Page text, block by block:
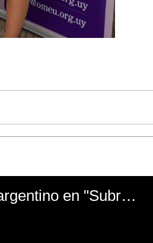
El mal momento de Yanina Gasañol con un hincha argentino en "Subrayado"